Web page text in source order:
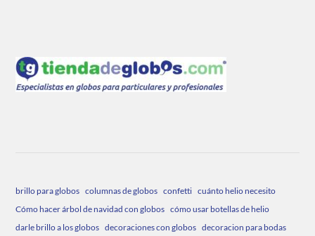
brillo para globos columnas de globos confetti cuánto helio necesito
Cómo hacer árbol de navidad con globos cómo usar botellas de helio
darle brillo a los globos decoraciones con globos decoracion para bodas